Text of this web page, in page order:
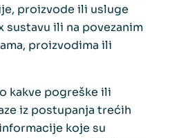
proizvode ili usluge
sustavu ili na povezanim
proizvodima ili
kakve pogreške ili
iz postupanja trećih
koje su